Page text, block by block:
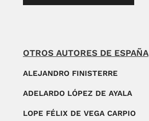
OTROS AUTORES DE ESPAÑA
ALEJANDRO FINISTERRE
ADELARDO LÓPEZ DE AYALA
LOPE FÉLIX DE VEGA CARPIO